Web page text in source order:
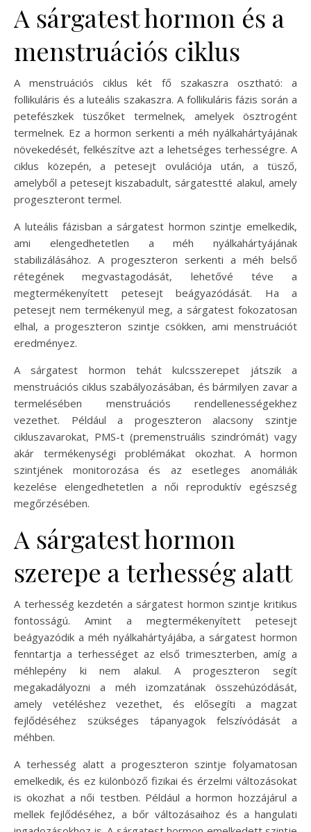
A sárgatest hormon és a
menstruációs ciklus
A menstruációs ciklus két fő szakaszra osztható: a
follikuláris és a luteális szakaszra. A follikuláris fázis során a
petefészkek tüszőket termelnek, amelyek ösztrogént
termelnek. Ez a hormon serkenti a méh nyálkahártyájának
növekedését, felkészítve azt a lehetséges terhességre. A
ciklus közepén, a petesejt ovulációja után, a tüsző,
amelyből a petesejt kiszabadult, sárgatestté alakul, amely
progeszteront termel.
A luteális fázisban a sárgatest hormon szintje emelkedik,
ami elengedhetetlen a méh nyálkahártyájának
stabilizálásához. A progeszteron serkenti a méh belső
rétegének megvastagodását, lehetővé téve a
megtermékenyített petesejt beágyazódását. Ha a
petesejt nem termékenyül meg, a sárgatest fokozatosan
elhal, a progeszteron szintje csökken, ami menstruációt
eredményez.
A sárgatest hormon tehát kulcsszerepet játszik a
menstruációs ciklus szabályozásában, és bármilyen zavar a
termelésében menstruációs rendellenességekhez
vezethet. Például a progeszteron alacsony szintje
cikluszavarokat, PMS-t (premenstruális szindrómát) vagy
akár termékenységi problémákat okozhat. A hormon
szintjének monitorozása és az esetleges anomáliák
kezelése elengedhetetlen a női reproduktív egészség
megőrzésében.
A sárgatest hormon
szerepe a terhesség alatt
A terhesség kezdetén a sárgatest hormon szintje kritikus
fontosságú. Amint a megtermékenyített petesejt
beágyazódik a méh nyálkahártyájába, a sárgatest hormon
fenntartja a terhességet az első trimeszterben, amíg a
méhlepény ki nem alakul. A progeszteron segít
megakadályozni a méh izomzatának összehúzódását,
amely vetéléshez vezethet, és elősegíti a magzat
fejlődéséhez szükséges tápanyagok felszívódását a
méhben.
A terhesség alatt a progeszteron szintje folyamatosan
emelkedik, és ez különböző fizikai és érzelmi változásokat
is okozhat a női testben. Például a hormon hozzájárul a
mellek fejlődéséhez, a bőr változásaihoz és a hangulati